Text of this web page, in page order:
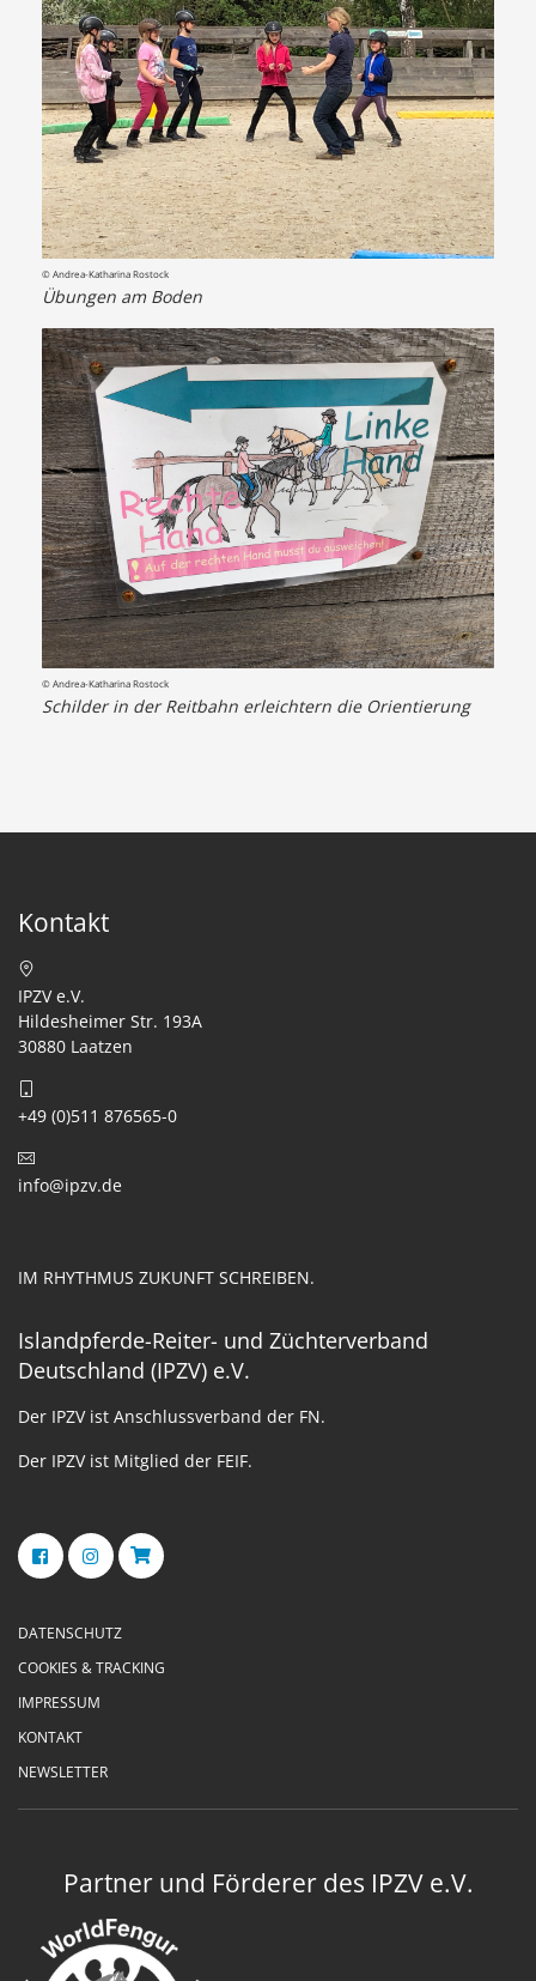
© Andrea-Katharina Rostock
Übungen am Boden
© Andrea-Katharina Rostock
Schilder in der Reitbahn erleichtern die Orientierung
Kontakt
IPZV e.V.
Hildesheimer Str. 193A
30880 Laatzen
+49 (0)511 876565-0
info@ipzv.de
IM RHYTHMUS ZUKUNFT SCHREIBEN.
Islandpferde-Reiter- und Züchterverband
Deutschland (IPZV) e.V.
Der IPZV ist Anschlussverband der FN.
Der IPZV ist Mitglied der FEIF.
DATENSCHUTZ
COOKIES & TRACKING
IMPRESSUM
KONTAKT
NEWSLETTER
Partner und Förderer des IPZV e.V.